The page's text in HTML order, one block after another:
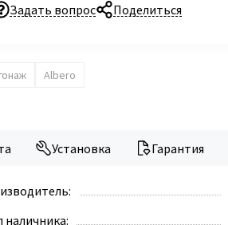
Задать вопрос Поделиться
Albero
Установка Гарантия